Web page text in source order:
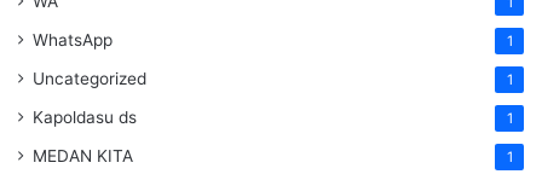
WhatsApp 1
Uncategorized 1
Kapoldasu ds 1
MEDAN KITA 1